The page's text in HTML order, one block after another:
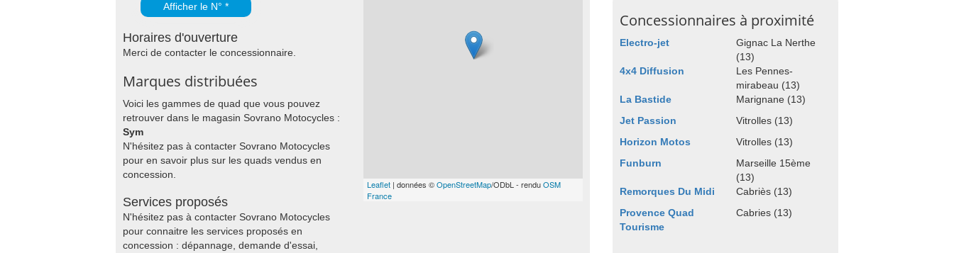
Afficher le N° *
Horaires d'ouverture
Merci de contacter le concessionnaire.
Marques distribuées
Voici les gammes de quad que vous pouvez
retrouver dans le magasin Sovrano Motocycles :
Sym
N'hésitez pas à contacter Sovrano Motocycles
pour en savoir plus sur les quads vendus en
concession.
Services proposés
N'hésitez pas à contacter Sovrano Motocycles
pour connaitre les services proposés en
concession : dépannage, demande d'essai,
Leaflet | données ©OpenStreetMap/ODbL - renduOSM
France
Concessionnaires à proximité
Electro-jet
Gignac La Nerthe
(13)
4x4 Diffusion
Les Pennes-
mirabeau (13)
La Bastide
Marignane (13)
Jet Passion
Vitrolles (13)
Horizon Motos
Vitrolles (13)
Funburn
Marseille 15ème
(13)
Remorques Du Midi
Cabriès (13)
Provence Quad
Tourisme
Cabries (13)